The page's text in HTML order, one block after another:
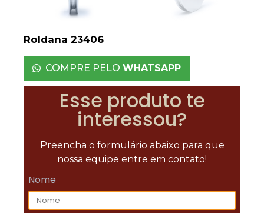
Roldana 23406
COMPRE PELO WHATSAPP
Esse produto te
interessou?
Preencha o formulário abaixo para que
nossa equipe entre em contato!
Nome